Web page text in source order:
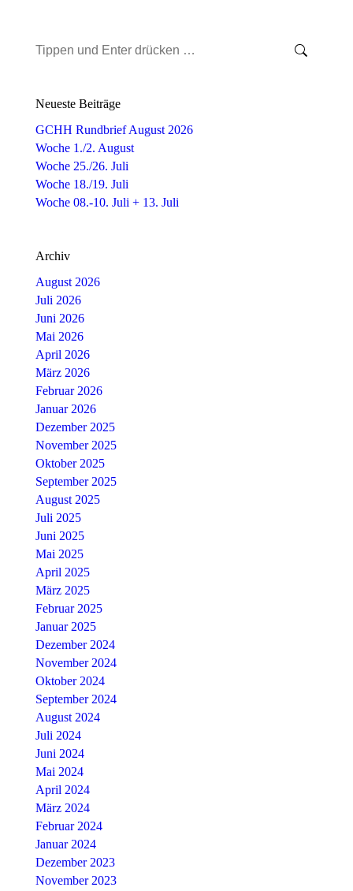
Search:
Neueste Beiträge
GCHH Rundbrief August 2026
Woche 1./2. August
Woche 25./26. Juli
Woche 18./19. Juli
Woche 08.-10. Juli + 13. Juli
Archiv
August 2026
Juli 2026
Juni 2026
Mai 2026
April 2026
März 2026
Februar 2026
Januar 2026
Dezember 2025
November 2025
Oktober 2025
September 2025
August 2025
Juli 2025
Juni 2025
Mai 2025
April 2025
März 2025
Februar 2025
Januar 2025
Dezember 2024
November 2024
Oktober 2024
September 2024
August 2024
Juli 2024
Juni 2024
Mai 2024
April 2024
März 2024
Februar 2024
Januar 2024
Dezember 2023
November 2023